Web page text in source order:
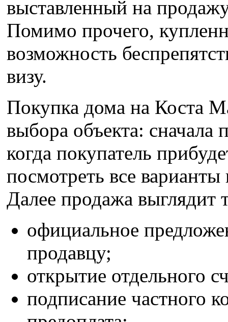
выставленный на
Помимо прочего,
возможность
визу.
Покупка дома на Коста
выбора объекта: сначала
когда покупатель
посмотреть все
Далее продажа выглядит
официальное
продавцу;
открытие отдельного
подписание частного